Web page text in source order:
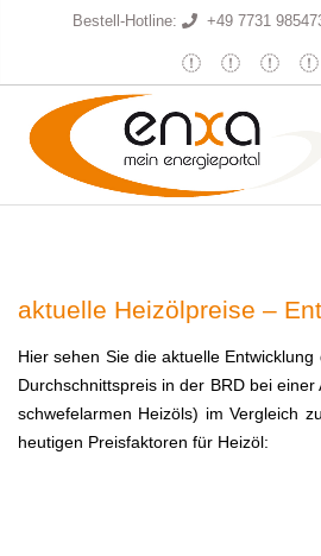
Bestell-Hotline: +49 7731
aktuelle Heizölpreise –
Hier sehen Sie die aktuelle
Durchschnittspreis in der BRD bei
schwefelarmen Heizöls) im Vergleich
heutigen Preisfaktoren für Heizöl: